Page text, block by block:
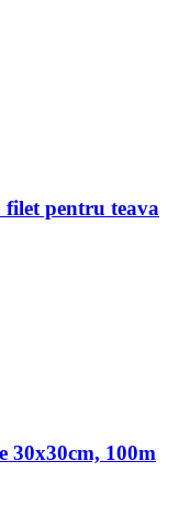
filet pentru teava
30x30cm, 100m